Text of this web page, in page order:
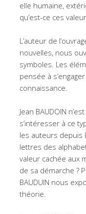
elle humaine,
qu’est-ce ces
L’auteur de
nouvelles, nous
symboles. Les
pensée à
connaissance.
Jean BAUDOIN
s’intéresser à ce
les auteurs depuis
lettres des
valeur cachée aux
de sa démarche ?
BAUDUIN nous
théorie.